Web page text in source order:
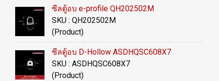
ซีลตู้อบ e-profile QH202502M
SKU : QH202502M
(Product)
ซีลตู้อบ D-Hollow ASDHQSC608X7
SKU : ASDHQSC608X7
(Product)